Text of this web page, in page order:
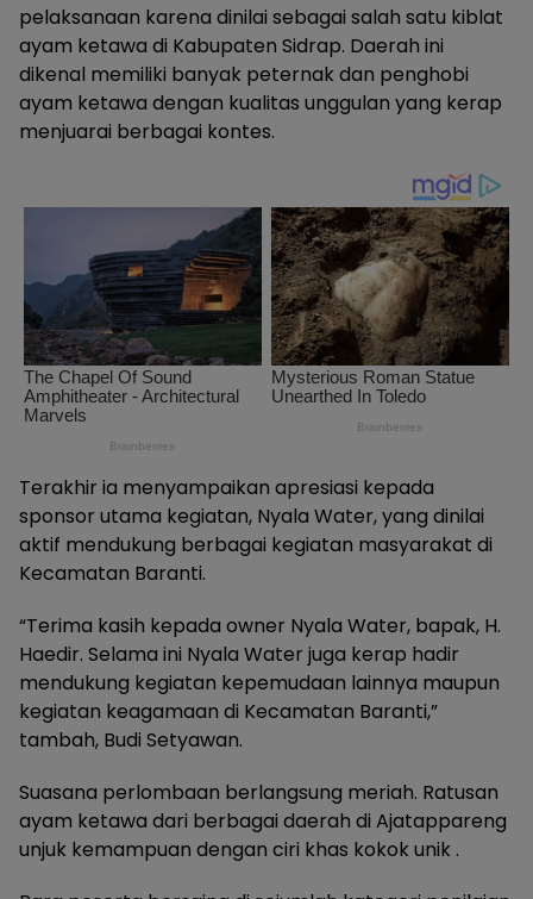
pelaksanaan karena dinilai sebagai salah satu kiblat
ayam ketawa di Kabupaten Sidrap. Daerah ini
dikenal memiliki banyak peternak dan penghobi
ayam ketawa dengan kualitas unggulan yang kerap
menjuarai berbagai kontes.
Terakhir ia menyampaikan apresiasi kepada
sponsor utama kegiatan, Nyala Water, yang dinilai
aktif mendukung berbagai kegiatan masyarakat di
Kecamatan Baranti.
“Terima kasih kepada owner Nyala Water, bapak, H.
Haedir. Selama ini Nyala Water juga kerap hadir
mendukung kegiatan kepemudaan lainnya maupun
kegiatan keagamaan di Kecamatan Baranti,”
tambah, Budi Setyawan.
Suasana perlombaan berlangsung meriah. Ratusan
ayam ketawa dari berbagai daerah di Ajatappareng
unjuk kemampuan dengan ciri khas kokok unik .